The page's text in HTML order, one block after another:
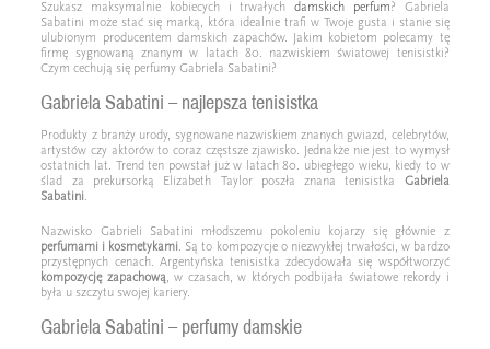
Szukasz maksymalnie kobiecych i trwałychdamskich perfum? Gabriela
Sabatini może stać się marką, która idealnie trafi w Twoje gusta i stanie się
ulubionym producentem damskich zapachów. Jakim kobietom polecamy tę
firmę sygnowaną znanym w latach 80. nazwiskiem światowej tenisistki?
Czym cechują się perfumy Gabriela Sabatini?
Gabriela Sabatini – najlepsza tenisistka
Produkty z branży urody, sygnowane nazwiskiem znanych gwiazd, celebrytów,
artystów czy aktorów to coraz częstsze zjawisko. Jednakże nie jest to wymysł
ostatnich lat. Trend ten powstał już w latach 80. ubiegłego wieku, kiedy to w
ślad za prekursorką Elizabeth Taylor poszła znana tenisistka Gabriela
Sabatini
Nazwisko Gabrieli Sabatini młodszemu pokoleniu kojarzy się głównie z
perfumami i kosmetykami . Są to kompozycje o niezwykłej trwałości, w bardzo
przystępnych cenach. Argentyńska tenisistka zdecydowała się współtworzyć
kompozycję zapachową , w czasach, w których podbijała światowe rekordy i
była u szczytu swojej kariery.
Gabriela Sabatini – perfumy damskie